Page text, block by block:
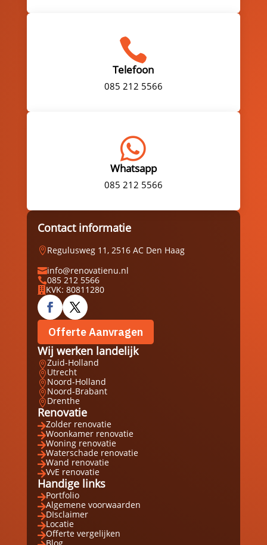

Telefoon
085 212 5566

Whatsapp
085 212 5566
Contact informatie
Regulusweg 11, 2516 AC Den Haag
info@renovatienu.nl
085 212 5566
 KVK: 80811280
Offerte Aanvragen
Wij werken landelijk
Zuid-Holland
Utrecht
Noord-Holland
Noord-Brabant
Drenthe
Renovatie
Zolder renovatie
Woonkamer renovatie
Woning renovatie
Waterschade renovatie
Wand renovatie
VvE renovatie
Handige links
Portfolio
Algemene voorwaarden
DIsclaimer
Locatie
Offerte vergelijken